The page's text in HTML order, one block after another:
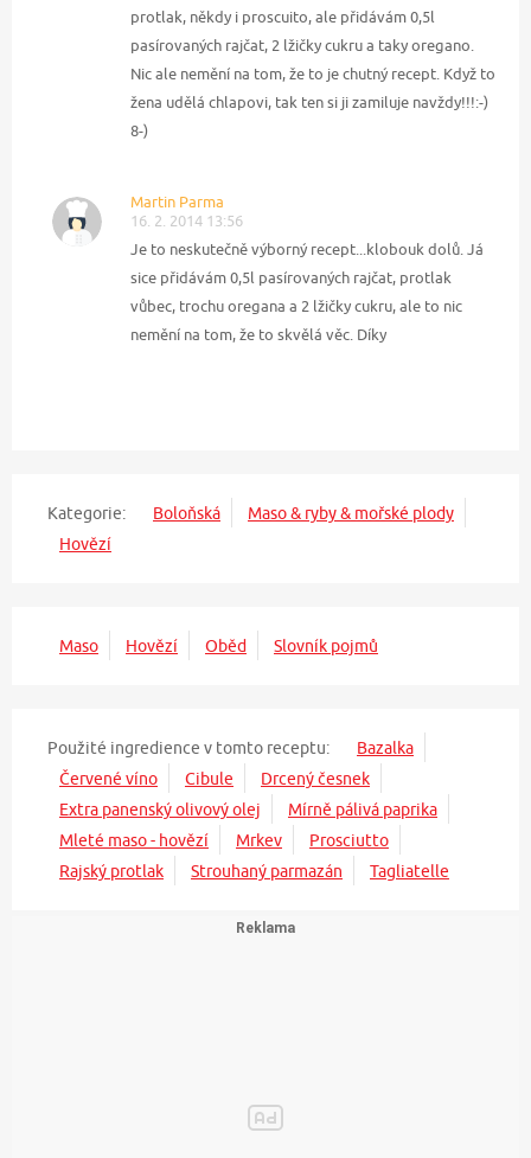
protlak, někdy i proscuito, ale přidávám 0,5l
pasírovaných rajčat, 2 lžičky cukru a taky oregano.
Nic ale nemění na tom, že to je chutný recept. Když to
žena udělá chlapovi, tak ten si ji zamiluje navždy!!!:-)
8-)
Martin Parma
16. 2. 2014 13:56
Je to neskutečně výborný recept...klobouk dolů. Já
sice přidávám 0,5l pasírovaných rajčat, protlak
vůbec, trochu oregana a 2 lžičky cukru, ale to nic
nemění na tom, že to skvělá věc. Díky
Kategorie: Boloňská
Maso & ryby & mořské plody
Hovězí
Maso Hovězí Oběd Slovník pojmů
Použité ingredience v tomto receptu:
Bazalka
Červené víno
Cibule
Drcený česnek
Extra panenský olivový olej
Mírně pálivá paprika
Mleté maso - hovězí
Mrkev
Prosciutto
Rajský protlak
Strouhaný parmazán Tagliatelle